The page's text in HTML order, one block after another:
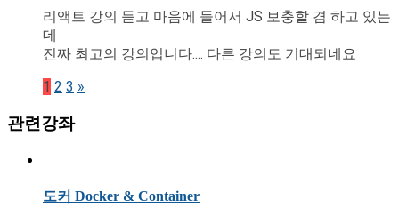
리액트 강의 듣고 마음에 들어서 JS 보충할 겸 하고 있는
데
진짜 최고의 강의입니다.... 다른 강의도 기대되네요
1 2 3 »
관련강좌
도커 Docker & Container